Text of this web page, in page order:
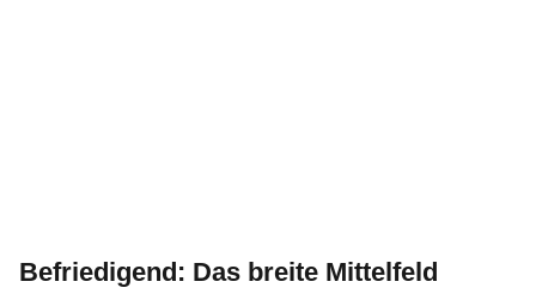
Befriedigend: Das breite Mittelfeld